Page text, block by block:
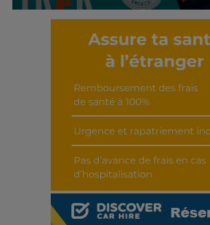
Découvrir cet interview